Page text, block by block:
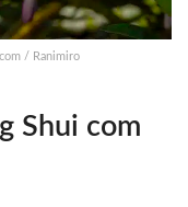
/ Ranimiro
Shui com